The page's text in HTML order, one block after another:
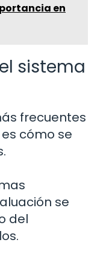
en
sistema
frecuentes
cómo se
se
del